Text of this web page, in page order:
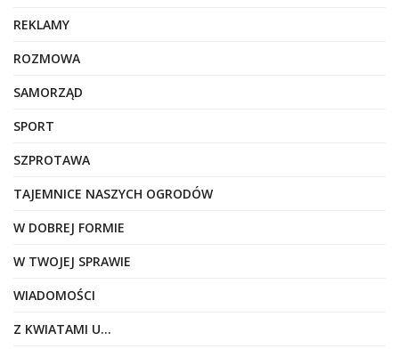
REKLAMY
ROZMOWA
SAMORZĄD
SPORT
SZPROTAWA
TAJEMNICE NASZYCH OGRODÓW
W DOBREJ FORMIE
W TWOJEJ SPRAWIE
WIADOMOŚCI
Z KWIATAMI U…